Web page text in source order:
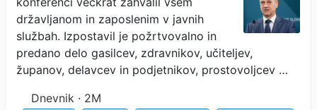
dediščino
državljanom in zaposlenim v javnih
službah. Izpostavil je požrtvovalno in
predano delo gasilcev, zdravnikov, učiteljev,
županov, delavcev in podjetnikov, prostovoljcev …
Dnevnik · 2M